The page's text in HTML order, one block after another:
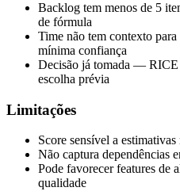
Backlog tem menos de 5
de fórmula
Time não tem contexto
mínima confiança
Decisão já tomada — RICE
escolha prévia
Limitações
Score sensível a
Não captura dependências
Pode favorecer features de
qualidade